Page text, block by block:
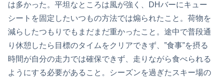
は多かった。平坦なところは風が強く、DHバーにキュー
シートを固定したいつもの方法では煽られたこと。荷物を
減らしたつもりでもまだまだ重かったこと。途中で普段通
り休憩したら目標のタイムをクリアできず、”食事”を摂る
時間が自分の走力では確保できず、走りながら食べられる
ようにする必要があること。シーズンを過ぎたスキー場の